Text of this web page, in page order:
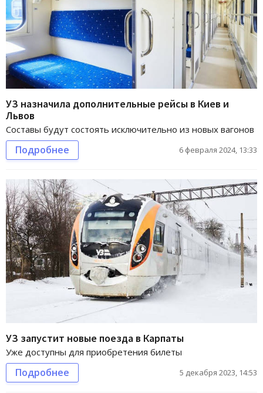
УЗ назначила дополнительные рейсы в Киев и
Львов
Составы будут состоять исключительно из новых вагонов
Подробнее 6 февраля 2024, 13:33
УЗ запустит новые поезда в Карпаты
Уже доступны для приобретения билеты
Подробнее 5 декабря 2023, 14:53